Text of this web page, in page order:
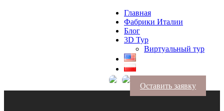
Главная
Фабрики Италии
Блог
3D Тур
Виртуальный тур
Оставить заявку